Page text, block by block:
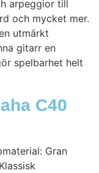
arpeggior till
och mycket mer.
utmärkt
gitarr en
spelbarhet helt
C40
Gran